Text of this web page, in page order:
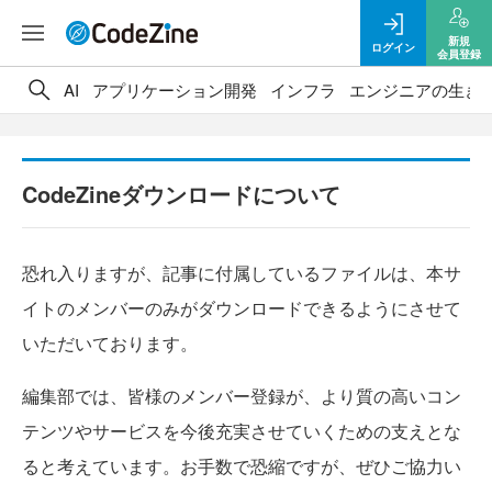
ログイン
新規
会員登録
AI アプリケーション開発 インフラ エンジニアの生き
CodeZineダウンロードについて
恐れ入りますが、記事に付属しているファイルは、本サ
イトのメンバーのみがダウンロードできるようにさせて
いただいております。
編集部では、皆様のメンバー登録が、より質の高いコン
テンツやサービスを今後充実させていくための支えとな
ると考えています。お手数で恐縮ですが、ぜひご協力い